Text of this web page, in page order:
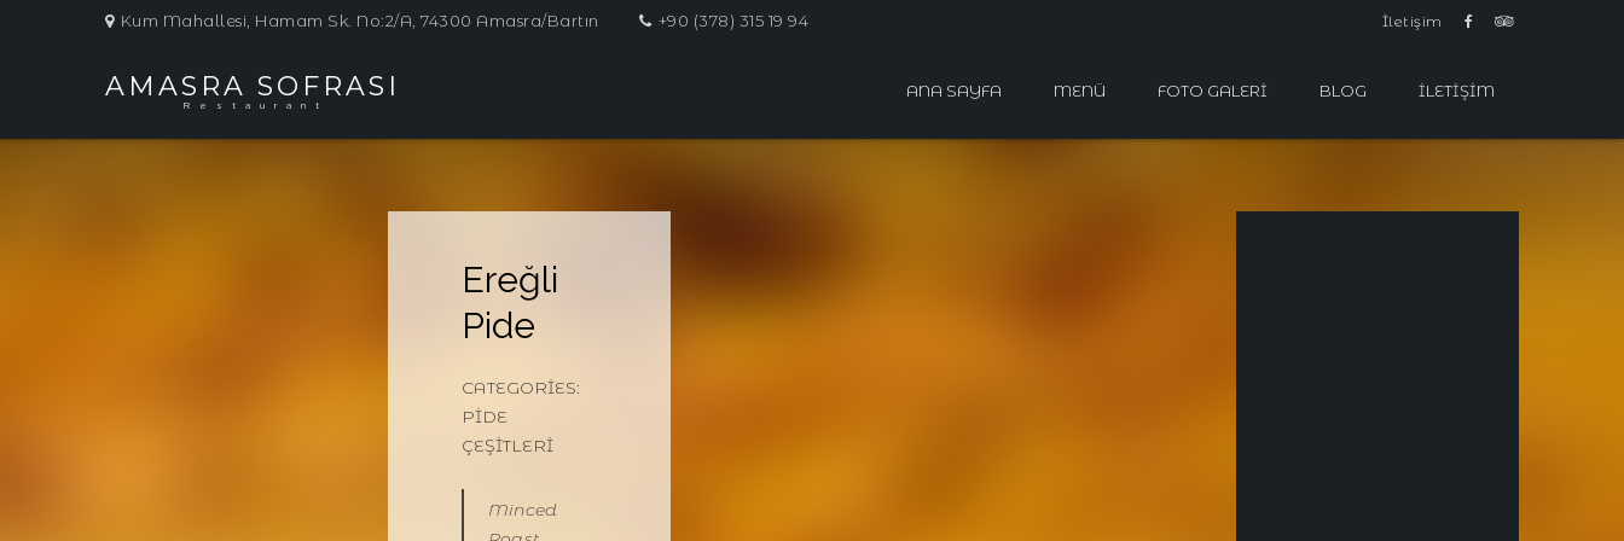
İletişim
Kum Mahallesi, Hamam Sk. No:2/A, 74300 Amasra/Bartın +90 (378) 315 19 94
AMASRA SOFRASI
Restaurant
ANA SAYFA MENÜ FOTO GALERI BLOG İLETIŞIM
Ereğli
Pide
CATEGORIES:
PIDE
ÇEŞITLERI
Minced